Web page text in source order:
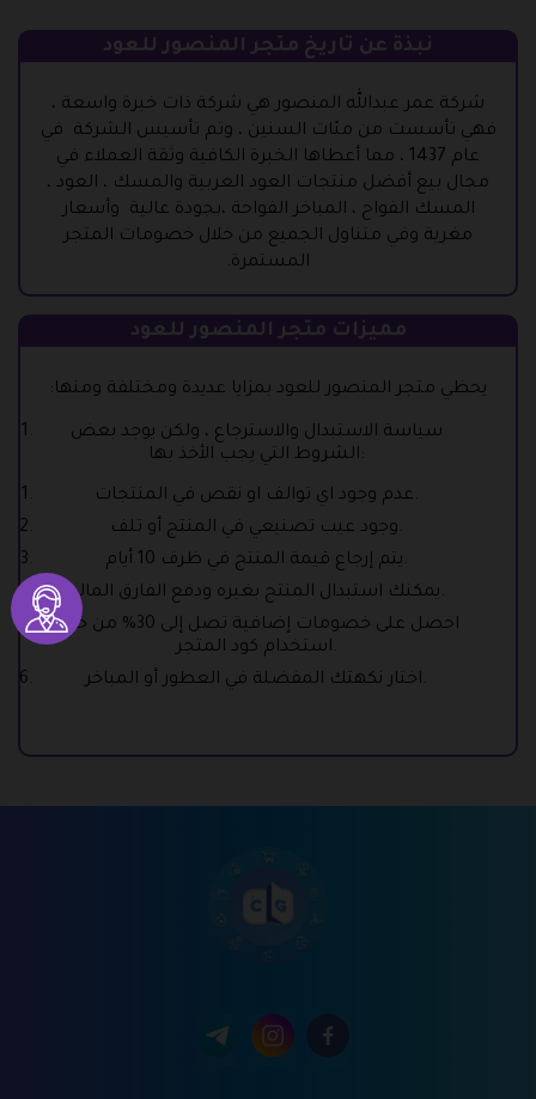
نبذة عن تاريخ متجر المنصور للعود
شركة عمر عبدالله المنصور هي شركة ذات خبرة واسعة ،
فهي تأسست من مئات السنين ، وتم تأسيس الشركة في
عام 1437 ، مما أعطاها الخبرة الكافية وثقة العملاء في
مجال بيع أفضل منتجات العود العربية والمسك ، العود ،
المسك الفواح ، المباخر الفواحة ،بجودة عالية وأسعار
مغرية وفي متناول الجميع من خلال خصومات المتجر
المستمرة.
مميزات متجر المنصور للعود
يحظي متجر المنصور للعود بمزايا عديدة ومختلفة ومنها:
سياسة الاستبدال والاسترجاع ، ولكن يوجد بعض
الشروط التي يجب الأخذ بها:
عدم وجود اي توالف او نقص في المنتجات.
وجود عيب تصنيعي في المنتج أو تلف.
يتم إرجاع قيمة المنتج في ظرف 10 أيام.
يمكنك استبدال المنتج بغيره ودفع الفارق المالي.
احصل على خصومات إضافية تصل إلى 30% من خلال
استخدام كود المتجر.
اختار نكهتك المفضلة في العطور أو المباخر.